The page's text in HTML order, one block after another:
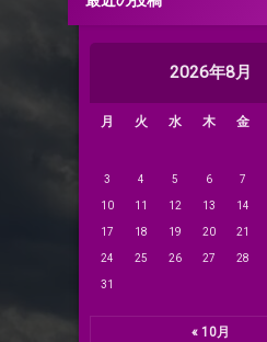
2026年8月
月 火 水 木 金
3 4 5 6 7
10 11 12 13 14
17 18 19 20 21
24 25 26 27 28
31
« 10月